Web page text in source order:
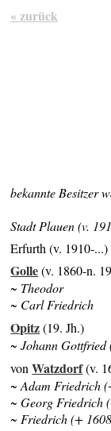
« zurück
bekannte Besitzer
Stadt Plauen (v.
Erfurth (v. 1910-...)
Golle(v. 1860-n.
~ Theodor
~ Carl Friedrich
Opitz(19. Jh.)
~ Johann
vonWatzdorf(v.
~ Adam Friedrich
~ Georg Friedrich
~ Friedrich (+